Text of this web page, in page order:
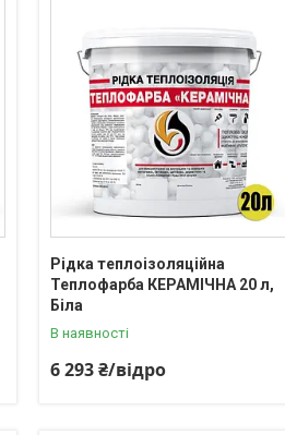
Рідка теплоізоляційна
Теплофарба КЕРАМІЧНА 20 л,
Біла
В наявності
6 293 ₴/відро